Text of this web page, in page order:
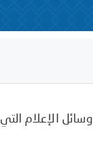
وسائل الإعلام